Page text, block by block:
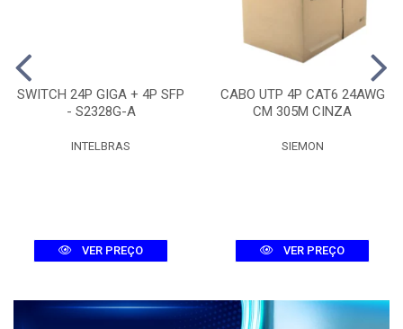
SWITCH 24P GIGA + 4P SFP
- S2328G-A
INTELBRAS
VER PREÇO
CABO UTP 4P CAT6 24AWG
CM 305M CINZA
SIEMON
VER PREÇO